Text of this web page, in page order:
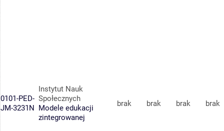
0101-PED-
JM-3231N
Instytut Nauk
Społecznych
Modele edukacji
zintegrowanej
brak brak brak brak